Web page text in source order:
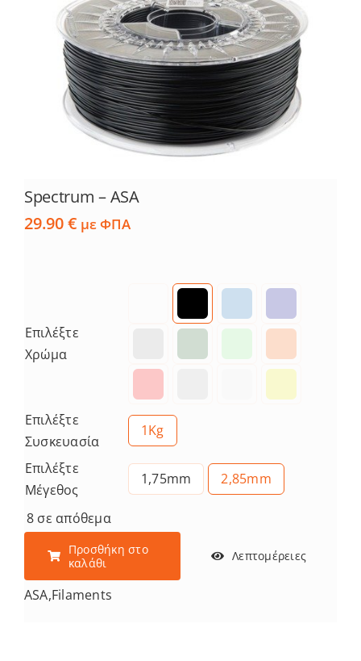
Spectrum – ASA
29.90€ με ΦΠΑ
Επιλέξτε
Χρώμα
Επιλέξτε
Συσκευασία
1Kg
Επιλέξτε
Μέγεθος
1,75mm 2,85mm
8 σε απόθεμα
Προσθήκη στο
καλάθι
Λεπτομέρειες
ASA,Filaments